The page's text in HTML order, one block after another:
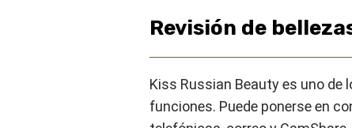
Revisión de
Kiss Russian Beauty es uno de
funciones. Puede ponerse en